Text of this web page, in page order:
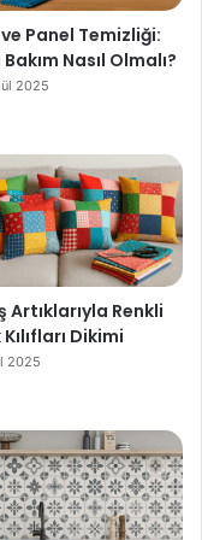
Panel Temizliği:
Nasıl Olmalı?
2025
Artıklarıyla Renkli
Dikimi
2025